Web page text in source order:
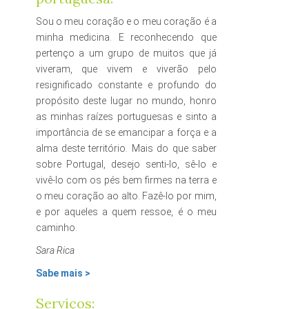
Sou o meu coração e o meu coração é a
minha medicina. E reconhecendo que
pertenço a um grupo de muitos que já
viveram, que vivem e viverão pelo
resignificado constante e profundo do
propósito deste lugar no mundo, honro
as minhas raízes portuguesas e sinto a
importância de se emancipar a força e a
alma deste território. Mais do que saber
sobre Portugal, desejo senti-lo, sê-lo e
vivê-lo com os pés bem firmes na terra e
o meu coração ao alto. Fazê-lo por mim,
e por aqueles a quem ressoe, é o meu
caminho.
Sara Rica
Sabe mais >
Serviços: